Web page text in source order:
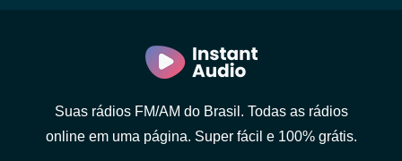
Suas rádios FM/AM do Brasil. Todas as rádios
online em uma página. Super fácil e 100% grátis.